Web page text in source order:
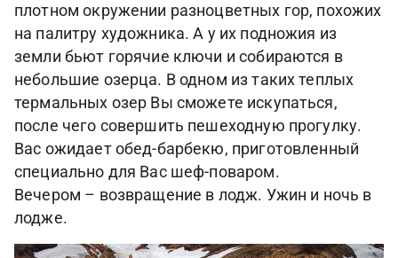
плотном окружении разноцветных гор, похожих
на палитру художника. А у их подножия из
земли бьют горячие ключи и собираются в
небольшие озерца. В одном из таких теплых
термальных озер Вы сможете искупаться,
после чего совершить пешеходную прогулку.
Вас ожидает обед-барбекю, приготовленный
специально для Вас шеф-поваром.
Вечером – возвращение в лодж. Ужин и ночь в
лодже.